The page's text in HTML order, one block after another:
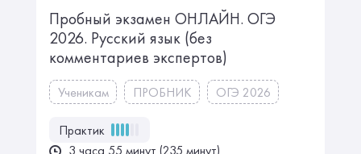
Пробный экзамен ОНЛАЙН. ㅤㅤОГЭ
2026. Русский язык ㅤㅤㅤㅤ(без
комментариев экспертов)
Ученикам ПРОБНИК ОГЭ 2026
Практик
3 часа 55 минут (235 минут)